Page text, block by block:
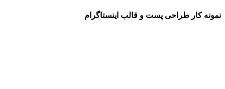
نمونه کار طراحی پست و قالب اینستاگرام